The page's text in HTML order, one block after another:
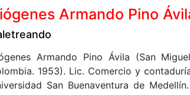
Armando Pino
Armando Pino Ávila (San
1953). Lic. Comercio y
San Buenaventura de